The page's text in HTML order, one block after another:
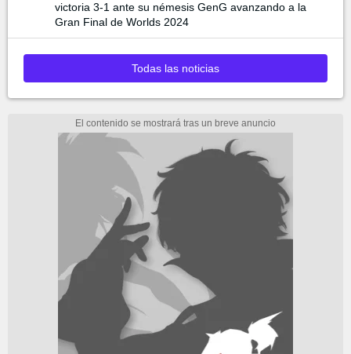
victoria 3-1 ante su némesis GenG avanzando a la
Gran Final de Worlds 2024
Todas las noticias